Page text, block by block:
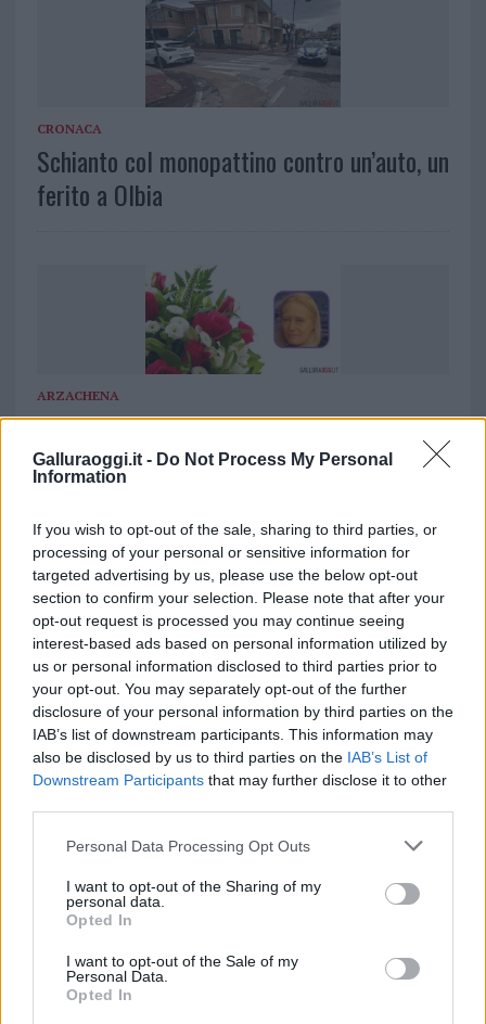
Galluraoggi.it - Do Not Process My Personal
Information
If you wish to opt-out of the sale, sharing to third parties, or
processing of your personal or sensitive information for
targeted advertising by us, please use the below opt-out
section to confirm your selection. Please note that after your
opt-out request is processed you may continue seeing
interest-based ads based on personal information utilized by
us or personal information disclosed to third parties prior to
your opt-out. You may separately opt-out of the further
disclosure of your personal information by third parties on the
IAB’s list of downstream participants. This information may
also be disclosed by us to third parties on the IAB’s List of
Downstream Participants that may further disclose it to other
Please note that this website/app uses one or more Google
not limited to your visit or usage behaviour. You may click to
grant or deny consent to Google and its third-party tags to
use your data for below specified purposes in below Google
consent section.
Personal Data Processing Opt Outs
I want to opt-out of the Sharing of my
personal data.
Opted In
I want to opt-out of the Sale of my
Personal Data.
Opted In
CRONACA
Schianto col monopattino contro un’auto, un
ferito a Olbia
ARZACHENA
Arzachena piange la scomparsa di una
giovane madre di 43 anni
1 2 3 … 2.836 »
NOTIZIE RECENTI
Controlli rafforzati in Costa Smeralda, 20
arresti e 135 denunce
Tre milioni di euro dalla Provincia Gallura per
nuove aule nelle scuole di Olbia
Arzachena
Incidente sulla strada provinciale ad Arzachena,
un ferito